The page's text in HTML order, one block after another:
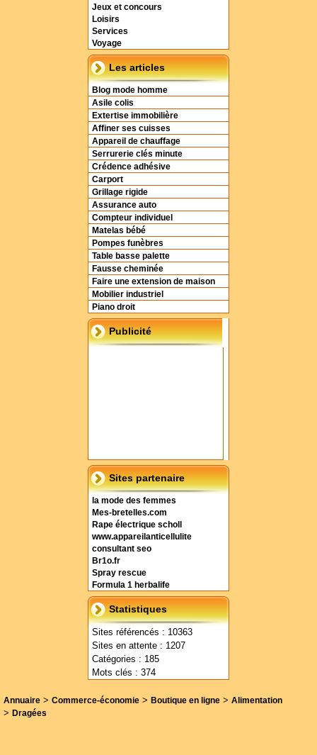
Jeux et concours
Loisirs
Services
Voyage
Les articles
Blog mode homme
Asile colis
Extertise immobilière
Affiner ses cuisses
Appareil de chauffage
Serrurerie clés minute
Crédence adhésive
Carport
Grillage rigide
Assurance auto
Compteur individuel
Matelas bébé
Pompes funèbres
Table basse palette
Fausse cheminée
Faire une extension de maison
Mobilier industriel
Piano droit
Publicité
Sites partenaire
la mode des femmes
Mes-bretelles.com
Rape électrique scholl
www.appareilanticellulite
consultant seo
Br1o.fr
Spray rescue
Formula 1 herbalife
Statistiques
Sites référencés : 10363
Sites en attente : 1207
Catégories : 185
Mots clés : 374
Annuaire > Commerce-économie > Boutique en ligne > Alimentation
> Dragées